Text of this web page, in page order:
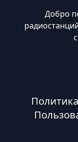
Добро